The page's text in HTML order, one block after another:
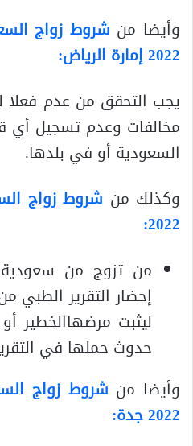
وأيضا من شروط زواج
2022 إمارة الرياض:
يجب التحقق من عدم فعلا
مخالفات وعدم تسجيل أي
السعودية أو في بلدها.
وكذلك من شروط زواج
2022:
من تزوج من سعودية
إحضار التقرير
ليثبت مرضهاالخطير
حدوث حملها في
وأيضا من شروط زواج
2022 جدة: